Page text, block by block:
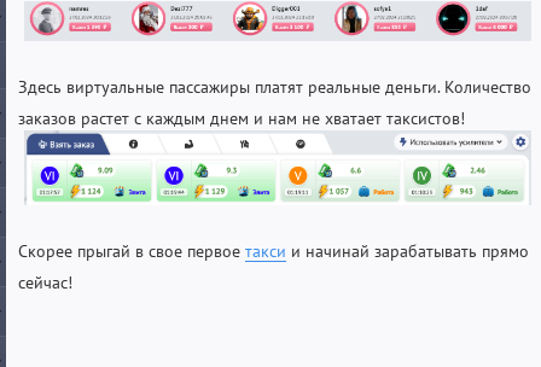
Здесь виртуальные пассажиры платят реальные деньги. Количество
заказов растет с каждым днем и нам не хватает таксистов!
Скорее прыгай в свое первое такси и начинай зарабатывать прямо
сейчас!